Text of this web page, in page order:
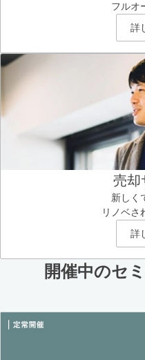
フルオ
詳
売却
新しく
リノベさ
詳
開催中のセ